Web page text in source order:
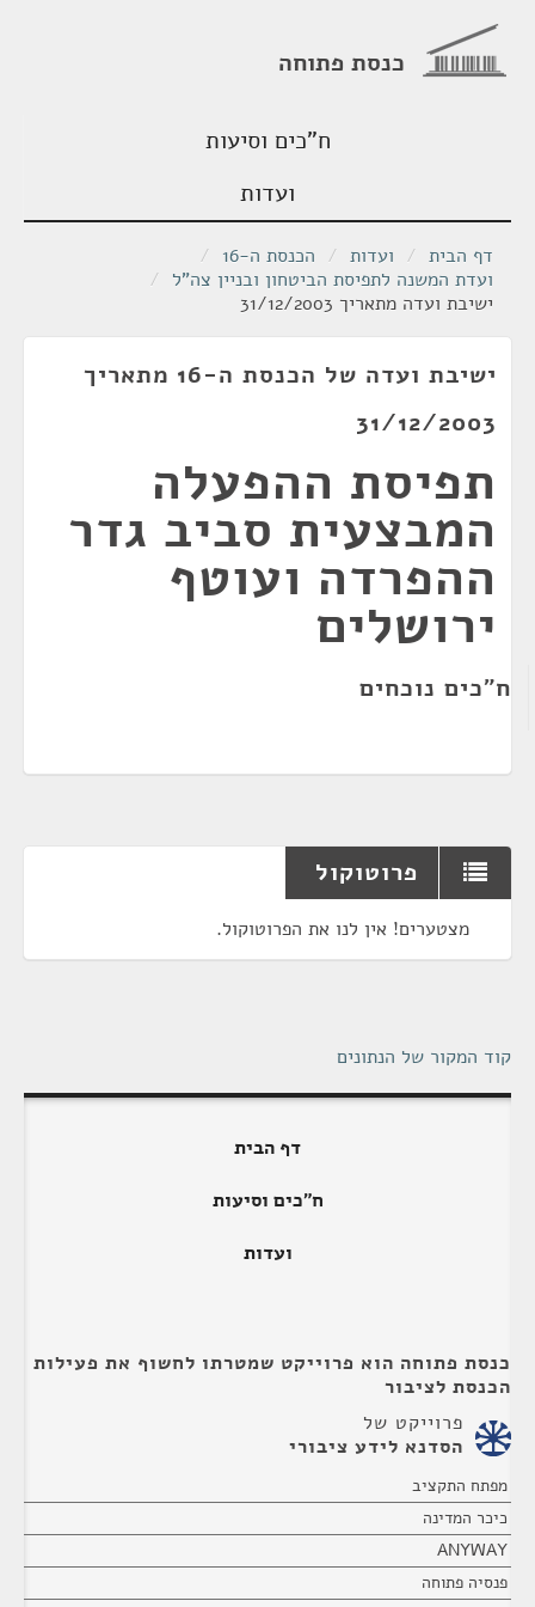
כנסת פתוחה
ח"כים וסיעות
ועדות
דף הבית / ועדות / הכנסת ה-16
/
ועדת המשנה לתפיסת הביטחון ובניין צה"ל /
ישיבת ועדה מתאריך 31/12/2003
ישיבת ועדה של הכנסת ה-16 מתאריך
31/12/2003
תפיסת ההפעלה
המבצעית סביב גדר
ההפרדה ועוטף
ירושלים
ח"כים נוכחים
פרוטוקול
מצטערים! אין לנו את הפרוטוקול.
קוד המקור של הנתונים
דף הבית
ח"כים וסיעות
ועדות
כנסת פתוחה הוא פרוייקט שמטרתו לחשוף את פעילות
הכנסת לציבור
פרוייקט של
הסדנא לידע ציבורי
מפתח התקציב
כיכר המדינה
ANYWAY
פנסיה פתוחה